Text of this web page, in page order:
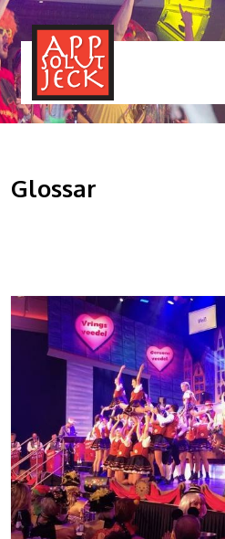
Glossar